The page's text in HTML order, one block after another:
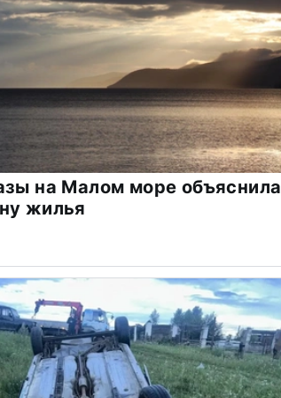
на Малом море объяснила
жилья